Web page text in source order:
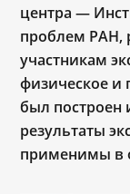
центра —
проблем РАН,
участникам
физическое и
был построен
результаты
применимы в